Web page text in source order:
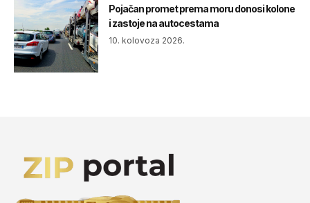
Pojačan promet prema moru donosi kolone
i zastoje na autocestama
10. kolovoza 2026.